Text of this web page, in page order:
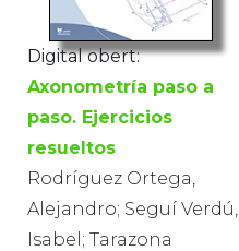
Digital obert:
Axonometría paso a
paso. Ejercicios
resueltos
Rodríguez Ortega,
Alejandro; Seguí Verdú,
Isabel; Tarazona